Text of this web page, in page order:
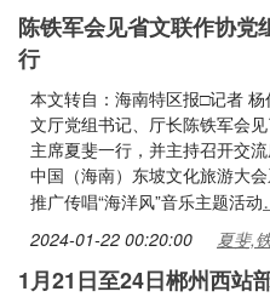
陈铁军会见省文联作协党
行
本文转自：海南特区报□记者
文厅党组书记、厅长陈铁军会
主席夏斐一行，并主持召开交
中国（海南）东坡文化旅游大
推广传唱“海洋风”音乐主题活动
2024-01-22 00:20:00 夏斐,
1月21日至24日郴州西站